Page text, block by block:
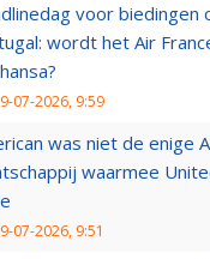
voor biedingen
wordt het Air
07-2026, 9:59
was niet de enige
waarmee
07-2026, 9:51